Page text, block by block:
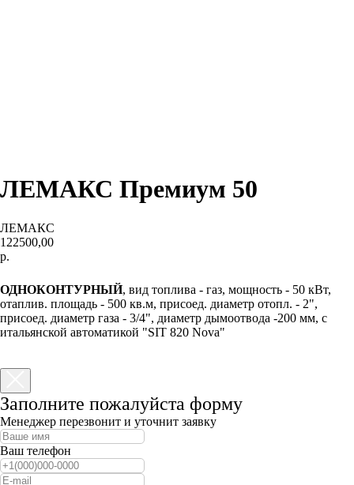
ЛЕМАКС Премиум 50
ЛЕМАКС
122500,00
р.
ОДНОКОНТУРНЫЙ, вид топлива - газ, мощность - 50 кВт,
отаплив. площадь - 500 кв.м, присоед. диаметр отопл. - 2",
присоед. диаметр газа - 3/4", диаметр дымоотвода -200 мм, с
итальянской автоматикой "SIT 820 Nova"
Заполните пожалуйста форму
Менеджер перезвонит и уточнит заявку
Ваш телефон